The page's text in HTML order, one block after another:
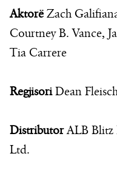
Aktorë Zach
Courtney B. Vance,
Tia Carrere
RegjisoriDean
DistributorALB Blitz
Ltd.